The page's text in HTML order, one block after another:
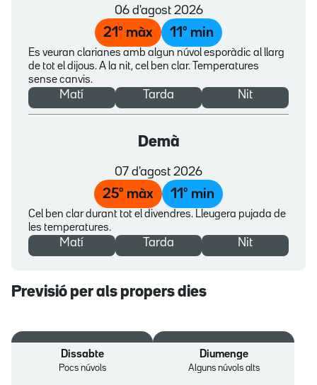
06 d'agost 2026
21º màx 11º min
Es veuran clarianes amb algun núvol esporàdic al llarg
de tot el dijous. A la nit, cel ben clar. Temperatures
sense canvis.
Matí Tarda Nit
Demà
07 d'agost 2026
25º màx 11º min
Cel ben clar durant tot el divendres. Lleugera pujada de
les temperatures.
Matí Tarda Nit
Previsió per als propers dies
Dissabte
Pocs núvols
Diumenge
Alguns núvols alts